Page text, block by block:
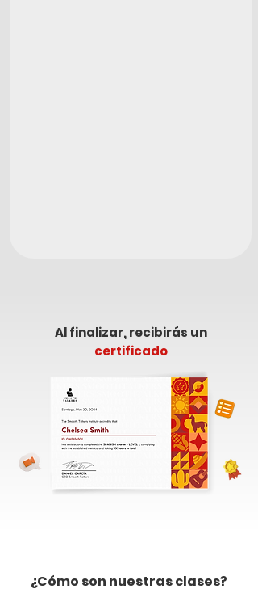
Al finalizar, recibirás un
certificado
¿Cómo son nuestras clases?